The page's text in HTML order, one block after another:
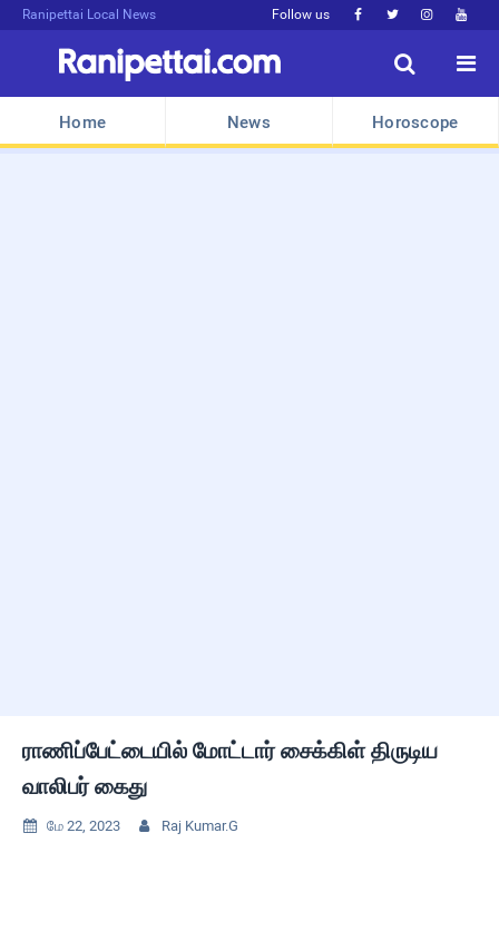
Ranipettai Local News Follow us    


Home News Horoscope
ராணிப்பேட்டையில் மோட்டார் சைக்கிள் திருடிய
வாலிபர் கைது
 மே 22, 2023  Raj Kumar.G